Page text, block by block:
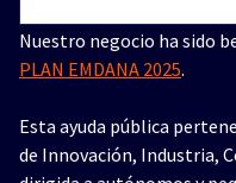
Nuestro negocio ha sido
PLAN EMDANA 2025.
Esta ayuda pública
de Innovación, Industria,